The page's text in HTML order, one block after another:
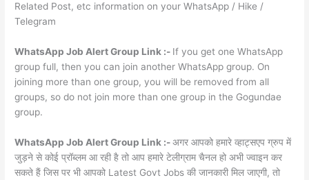
Related Post, etc information on your WhatsApp / Hike /
Telegram
WhatsApp Job Alert Group Link :- If you get one WhatsApp
group full, then you can join another WhatsApp group. On
joining more than one group, you will be removed from all
groups, so do not join more than one group in the Gogundae
group.
WhatsApp Job Alert Group Link :-अगर आपको हमारे व्हाट्सएप ग्रुप में
जुड़ने से कोई प्रॉब्लम आ रही है तो आप हमारे टेलीग्राम चैनल हो अभी ज्वाइन कर
सकते हैं जिस पर भी आपको Latest Govt Jobs की जानकारी मिल जाएगी, तो